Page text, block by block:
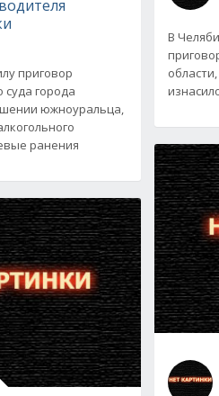
приговор
суда города
южноуральца,
ранения
В